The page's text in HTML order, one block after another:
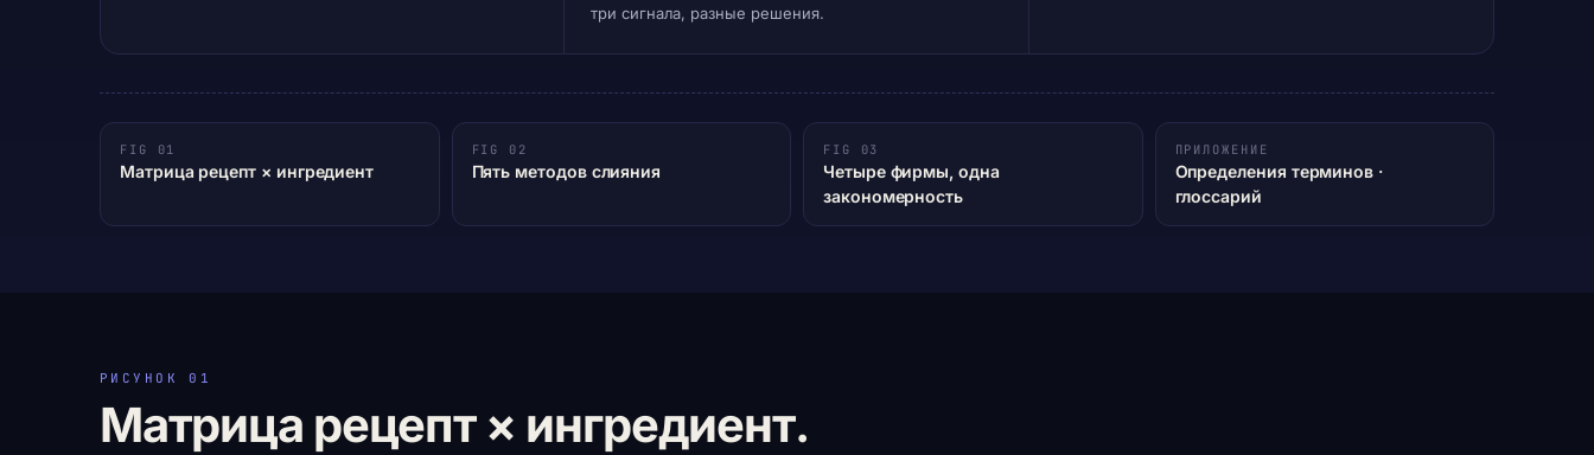
три сигнала, разные решения.
FIG 01
Матрица рецепт × ингредиент
FIG 02
Пять методов слияния
FIG 03
Четыре фирмы, одна
закономерность
ПРИЛОЖЕНИЕ
Определения терминов ·
глоссарий
РИСУНОК 01
Матрица рецепт × ингредиент.